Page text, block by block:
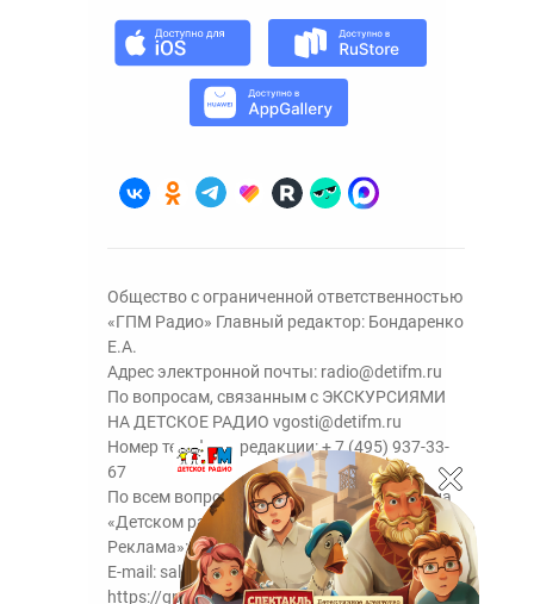
Общество с ограниченной ответственностью
«ГПМ Радио» Главный редактор: Бондаренко
Е.А.
Адрес электронной почты: radio@detifm.ru
По вопросам, связанным с ЭКСКУРСИЯМИ
НА ДЕТСКОЕ РАДИО vgosti@detifm.ru
Номер телефона редакции:+ 7 (495) 937-33-
67
По всем вопросам размещения рекламы на
«Детском радио» - сейлз-хаус «ГПМ
Реклама»:+7 (495) 921-40-41
E-mail: sales@gazprom-media.ru
https://gpmsaleshouse.ru/